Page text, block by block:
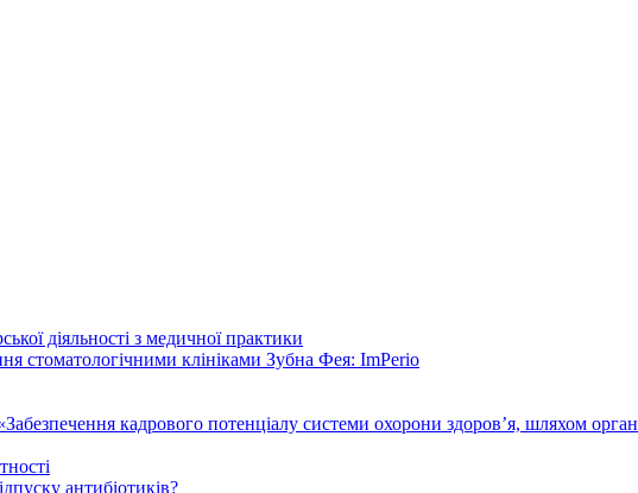
діяльності з медичної практики
стоматологічними клініками Зубна Фея: ImPerio
кадрового потенціалу системи охорони здоров’я, шляхом
антибіотиків?